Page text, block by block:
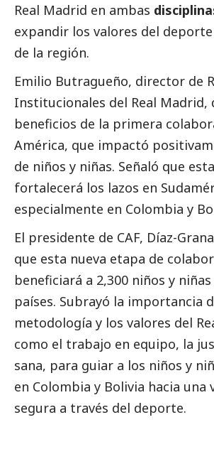
Real Madrid en ambas
expandir los valores del
de la región.
Emilio Butragueño, director de
Institucionales del Real Madrid,
beneficios de la primera
América, que impactó
de niños y niñas. Señaló que
fortalecerá los lazos en
especialmente en Colombia y
El presidente de CAF, Díaz-
que esta nueva etapa de
beneficiará a 2,300 niños y
países. Subrayó la importancia
metodología y los valores del
como el trabajo en equipo, la
sana, para guiar a los niños y
en Colombia y Bolivia hacia una
segura a través del deporte.